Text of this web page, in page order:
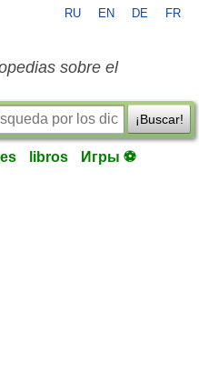
RU EN DE FR
sobre el
¡Buscar!
libros Игры ⚽